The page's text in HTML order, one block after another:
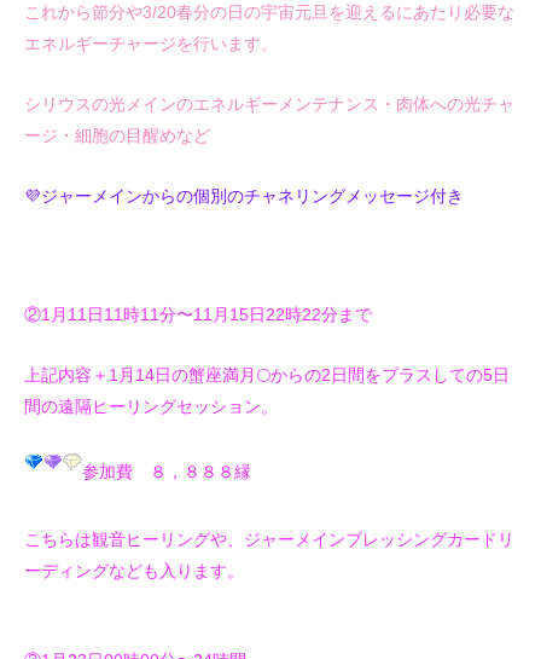
これから節分や3/20春分の日の宇宙元旦を迎えるにあたり必要な
エネルギーチャージを行います。
シリウスの光メインのエネルギーメンテナンス・肉体への光チャ
ージ・細胞の目醒めなど
💜ジャーメインからの個別のチャネリングメッセージ付き
②1月11日11時11分〜11月15日22時22分まで
上記内容＋1月14日の蟹座満月🌕からの2日間をプラスしての5日
間の遠隔ヒーリングセッション。
参加費 ８，８８８縁
こちらは観音ヒーリングや、ジャーメインブレッシングカードリ
ーディングなども入ります。